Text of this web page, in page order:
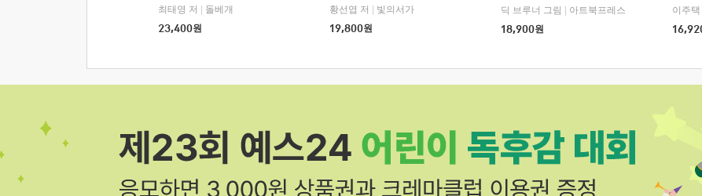
최태영 저
돌베개
23,400원
황선엽 저
빛의서가
19,800원
딕 브루너 그림
아트북프레스
18,900원
이주택